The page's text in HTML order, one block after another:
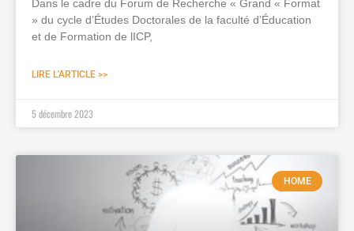
Dans le cadre du Forum de Recherche « Grand « Format
» du cycle d’Études Doctorales de la faculté d’Éducation
et de Formation de lICP,
LIRE L'ARTICLE >>
5 décembre 2023
HOME